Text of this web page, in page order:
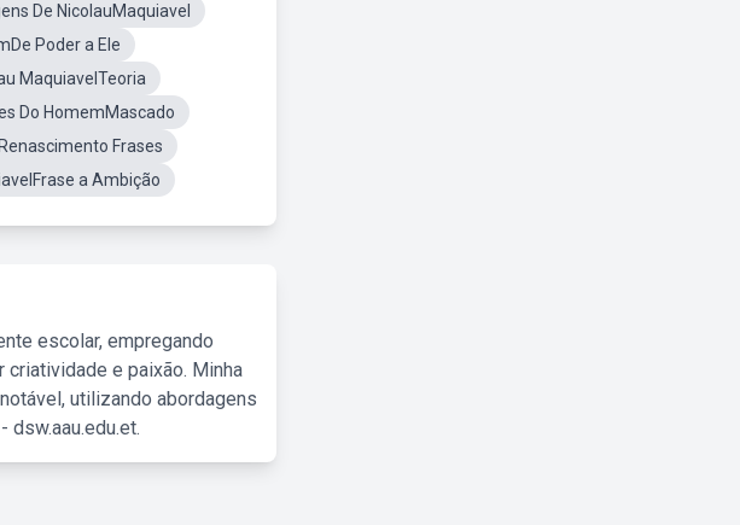
De NicolauMaquiavel
Poder a Ele
MaquiavelTeoria
Do HomemMascado
Frases
a Ambição
escolar, empregando
e paixão. Minha
utilizando abordagens